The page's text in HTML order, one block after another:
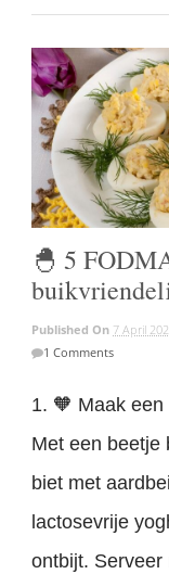
🐣 5
Published On 7 April
1 Comments
1. 🧡 Maak
Met een beetje
biet met
lactosevrije
ontbijt. Serveer